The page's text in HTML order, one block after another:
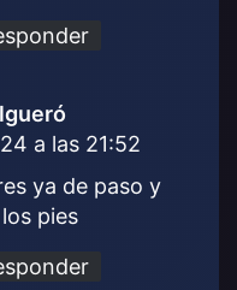
i
c
a las 21:52
ya de paso y
pies